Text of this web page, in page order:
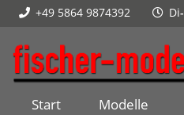
+49 5864 9874392 Di-
Start Modelle